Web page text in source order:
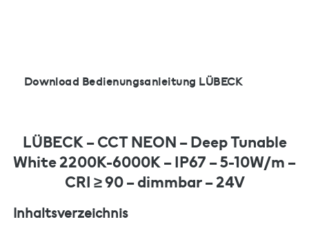
Download Bedienungsanleitung LÜBECK
LÜBECK – CCT NEON – Deep Tunable
White 2200K-6000K – IP67 – 5-10W/m –
CRI ≥ 90 – dimmbar – 24V
Inhaltsverzeichnis